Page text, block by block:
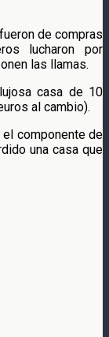
de compras
lucharon por
las llamas.
casa de 10
al cambio).
componente de
una casa que